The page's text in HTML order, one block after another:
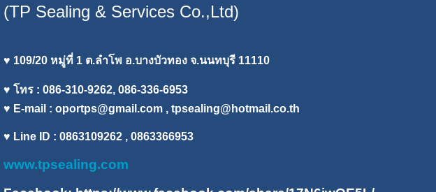
(TP Sealing & Services Co.,Ltd)
♥ 109/20 หมู่ที่ 1 ต.ลำโพ อ.บางบัวทอง จ.นนทบุรี 11110
♥ โทร : 086-310-9262, 086-336-6953
♥ E-mail : oportps@gmail.com , tpsealing@hotmail.co.th
♥ Line ID : 0863109262 , 0863366953
www.tpsealing.com